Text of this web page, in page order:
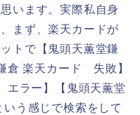
います。実際私自身
まず、楽天カードが
トで【鬼頭天薫堂鎌
倉 楽天カード 失敗】
エラー】【鬼頭天薫堂
う感じで検索をして